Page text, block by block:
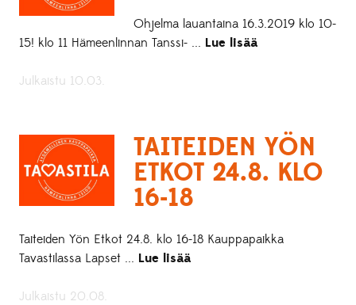
Ohjelma lauantaina 16.3.2019 klo 10-
15! klo 11 Hämeenlinnan Tanssi- ... Lue lisää
Julkaistu 10.03.
TAITEIDEN YÖN
ETKOT 24.8. KLO
16-18
Taiteiden Yön Etkot 24.8. klo 16-18 Kauppapaikka
Tavastilassa Lapset ... Lue lisää
Julkaistu 20.08.